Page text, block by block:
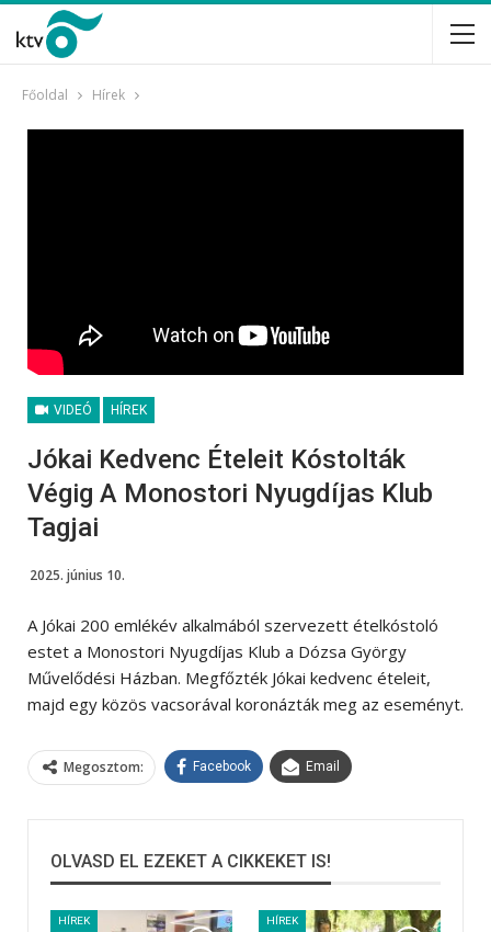
Főoldal Hírek
VIDEÓ HÍREK
Jókai Kedvenc Ételeit Kóstolták
Végig A Monostori Nyugdíjas Klub
Tagjai
2025. június 10.
A Jókai 200 emlékév alkalmából szervezett ételkóstoló
estet a Monostori Nyugdíjas Klub a Dózsa György
Művelődési Házban. Megfőzték Jókai kedvenc ételeit,
majd egy közös vacsorával koronázták meg az eseményt.
Megosztom: Facebook Email
OLVASD EL EZEKET A CIKKEKET IS!
HÍREK HÍREK